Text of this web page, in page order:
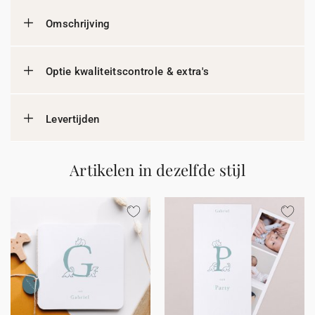
Omschrijving
Optie kwaliteitscontrole & extra's
Levertijden
Artikelen in dezelfde stijl